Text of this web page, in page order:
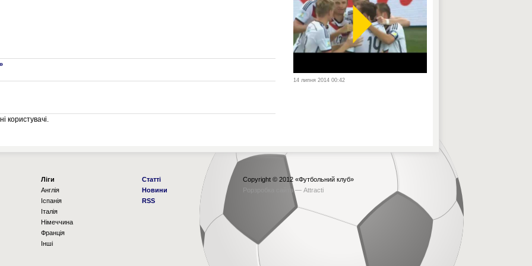
користувачі.
14 липня 2014 00:42
Ліги
Англія
Іспанія
Італія
Німеччина
Франція
Інші
Статті
Новини
RSS
Copyright © 2012 «Футбольний клуб»
Рорзробка сайта — Attracti